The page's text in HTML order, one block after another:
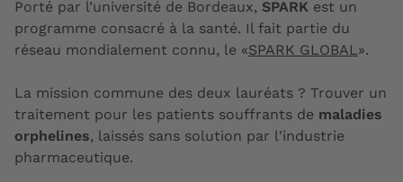
Porté par l’université de Bordeaux, SPARK est un
programme consacré à la santé. Il fait partie du
réseau mondialement connu, le «SPARK GLOBAL».
La mission commune des deux lauréats ? Trouver un
traitement pour les patients souffrants de maladies
orphelines, laissés sans solution par l'industrie
pharmaceutique.